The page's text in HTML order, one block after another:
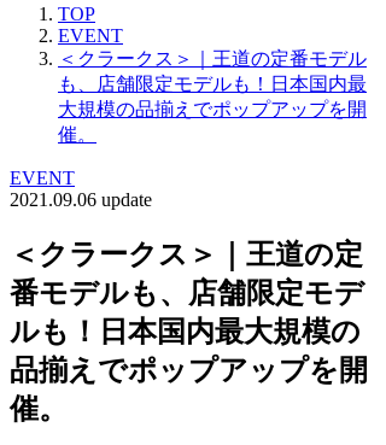
TOP
EVENT
＜クラークス＞｜王道の定番モデル
も、店舗限定モデルも！日本国内最
大規模の品揃えでポップアップを開
催。
EVENT
2021.09.06 update
＜クラークス＞｜王道の定
番モデルも、店舗限定モデ
ルも！日本国内最大規模の
品揃えでポップアップを開
催。